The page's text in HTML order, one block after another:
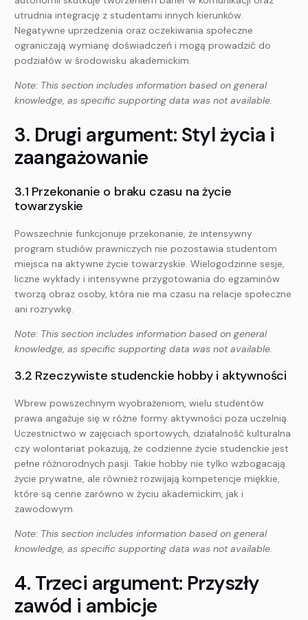
utrudnia integrację z studentami innych kierunków.
Negatywne uprzedzenia oraz oczekiwania społeczne
ograniczają wymianę doświadczeń i mogą prowadzić do
podziałów w środowisku akademickim.
Note: This section includes information based on general
knowledge, as specific supporting data was not available.
3. Drugi argument: Styl życia i
zaangażowanie
3.1 Przekonanie o braku czasu na życie
towarzyskie
Powszechnie funkcjonuje przekonanie, że intensywny
program studiów prawniczych nie pozostawia studentom
miejsca na aktywne życie towarzyskie. Wielogodzinne sesje,
liczne wykłady i intensywne przygotowania do egzaminów
tworzą obraz osoby, która nie ma czasu na relacje społeczne
ani rozrywkę.
Note: This section includes information based on general
knowledge, as specific supporting data was not available.
3.2 Rzeczywiste studenckie hobby i aktywności
Wbrew powszechnym wyobrażeniom, wielu studentów
prawa angażuje się w różne formy aktywności poza uczelnią.
Uczestnictwo w zajęciach sportowych, działalność kulturalna
czy wolontariat pokazują, że codzienne życie studenckie jest
pełne różnorodnych pasji. Takie hobby nie tylko wzbogacają
życie prywatne, ale również rozwijają kompetencje miękkie,
które są cenne zarówno w życiu akademickim, jak i
zawodowym.
Note: This section includes information based on general
knowledge, as specific supporting data was not available.
4. Trzeci argument: Przyszły
zawód i ambicje